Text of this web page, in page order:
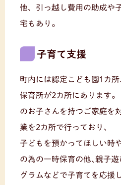
他、引っ越し費用の助成や
宅もあり。
子育て支援
町内には認定こども園1カ
保育所が2カ所にあります。
のお子さんを持つご家庭を
業を2カ所で行っており､
子どもを預かってほしい時
の為の一時保育の他､親子
グラムなどで子育てを応援